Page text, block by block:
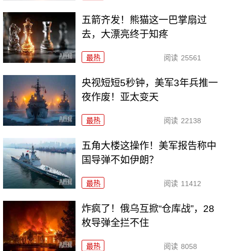
五箭齐发！熊猫这一巴掌扇过
去，大漂亮终于知疼
最热 阅读 25561
央视短短5秒钟，美军3年兵推一
夜作废！亚太变天
最热 阅读 22138
五角大楼这操作！美军报告称中
国导弹不如伊朗？
最热 阅读 11412
炸疯了！俄乌互掀“仓库战”，28
枚导弹全拦不住
最热 阅读 8058